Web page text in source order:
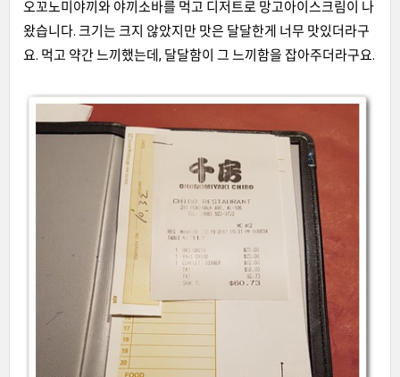
오꼬노미야끼와 야끼소바를 먹고 디저트로 망고아이스크림이 나
왔습니다. 크기는 크지 않았지만 맛은 달달한게 너무 맛있더라구
요. 먹고 약간 느끼했는데 , 달달함이 그 느끼함을 잡아주더라구요.